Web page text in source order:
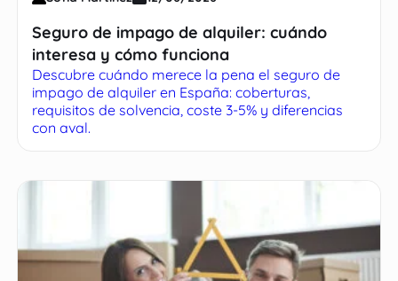
Seguro de impago de alquiler: cuándo
interesa y cómo funciona
Descubre cuándo merece la pena el seguro de
impago de alquiler en España: coberturas,
requisitos de solvencia, coste 3-5% y diferencias
con aval.